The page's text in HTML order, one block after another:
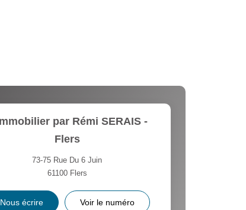
par Rémi SERAIS -
Flers
73-75 Rue Du 6 Juin
61100 Flers
Nous écrire Voir le numéro